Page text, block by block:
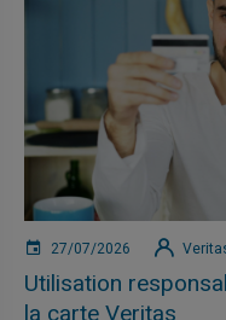
27/07/2026
Utilisation